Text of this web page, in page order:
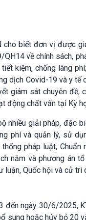
cho biết đơn vị được
về chính sách,
kiệm, chống lãng
dịch Covid-19 và y tế
giám sát chuyên đề,
chất vấn tại Kỳ
nhiều giải pháp, đặc
phí và quản lý, sử
pháp luật,
năm và phương án
Quốc hội và cử tri
ngày 30/6/2025,
sung hoặc hủy bỏ 20